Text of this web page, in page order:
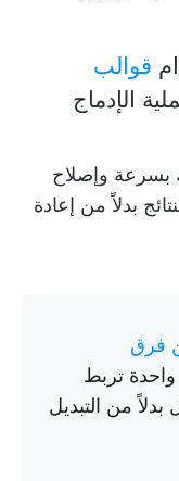
قوالب
الإدماج
بسرعة وإصلاح
بدلاً من إعادة
فرق
تربط
بدلاً من التبديل